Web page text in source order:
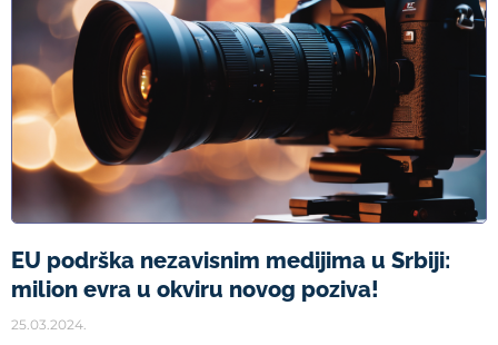
EU podrška nezavisnim medijima u Srbiji:
milion evra u okviru novog poziva!
25.03.2024.